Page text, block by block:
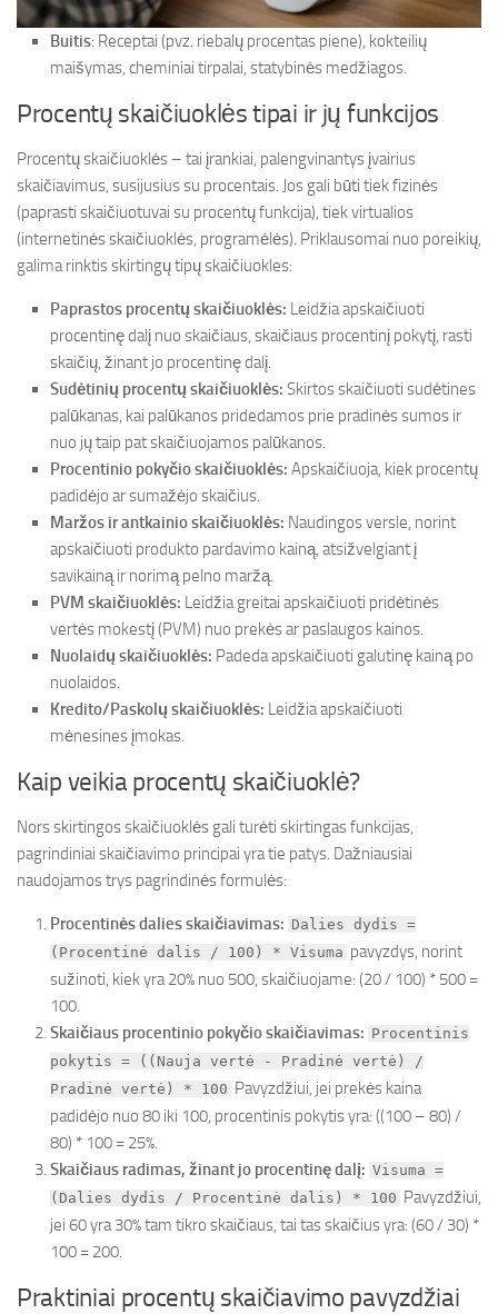
Buitis: Receptai (pvz. riebalų procentas piene), kokteilių
maišymas, cheminiai tirpalai, statybinės medžiagos.
Procentų skaičiuoklės tipai ir jų funkcijos
Procentų skaičiuoklės – tai įrankiai, palengvinantys įvairius
skaičiavimus, susijusius su procentais. Jos gali būti tiek fizinės
(paprasti skaičiuotuvai su procentų funkcija), tiek virtualios
(internetinės skaičiuoklės, programėlės). Priklausomai nuo poreikių,
galima rinktis skirtingų tipų skaičiuokles:
Paprastos procentų skaičiuoklės: Leidžia apskaičiuoti
procentinę dalį nuo skaičiaus, skaičiaus procentinį pokytį, rasti
skaičių, žinant jo procentinę dalį.
Sudėtinių procentų skaičiuoklės: Skirtos skaičiuoti sudėtines
palūkanas, kai palūkanos pridedamos prie pradinės sumos ir
nuo jų taip pat skaičiuojamos palūkanos.
Procentinio pokyčio skaičiuoklės: Apskaičiuoja, kiek procentų
padidėjo ar sumažėjo skaičius.
Maržos ir antkainio skaičiuoklės: Naudingos versle, norint
apskaičiuoti produkto pardavimo kainą, atsižvelgiant į
savikainą ir norimą pelno maržą.
PVM skaičiuoklės: Leidžia greitai apskaičiuoti pridėtinės
vertės mokestį (PVM) nuo prekės ar paslaugos kainos.
Nuolaidų skaičiuoklės: Padeda apskaičiuoti galutinę kainą po
nuolaidos.
Kredito/Paskolų skaičiuoklės: Leidžia apskaičiuoti
mėnesines įmokas.
Kaip veikia procentų skaičiuoklė?
Nors skirtingos skaičiuoklės gali turėti skirtingas funkcijas,
pagrindiniai skaičiavimo principai yra tie patys. Dažniausiai
naudojamos trys pagrindinės formulės:
Procentinės dalies skaičiavimas: Dalies dydis =
(Procentinė dalis / 100) * Visuma pavyzdys, norint
sužinoti, kiek yra 20% nuo 500, skaičiuojame: (20 / 100) * 500 =
100.
Skaičiaus procentinio pokyčio skaičiavimas: Procentinis
pokytis = ((Nauja vertė - Pradinė vertė) /
Pradinė vertė) * 100 Pavyzdžiui, jei prekės kaina
padidėjo nuo 80 iki 100, procentinis pokytis yra: ((100 – 80) /
80) * 100 = 25%.
Skaičiaus radimas, žinant jo procentinę dalį: Visuma =
(Dalies dydis / Procentinė dalis) * 100 Pavyzdžiui,
jei 60 yra 30% tam tikro skaičiaus, tai tas skaičius yra: (60 / 30) *
100 = 200.
Praktiniai procentų skaičiavimo pavyzdžiai